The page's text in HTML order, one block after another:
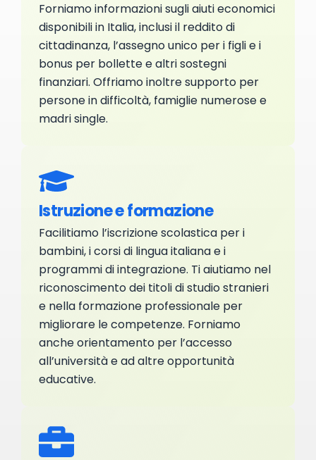
Forniamo informazioni sugli aiuti economici
disponibili in Italia, inclusi il reddito di
cittadinanza, l’assegno unico per i figli e i
bonus per bollette e altri sostegni
finanziari. Offriamo inoltre supporto per
persone in difficoltà, famiglie numerose e
madri single.
Istruzione e formazione
Facilitiamo l’iscrizione scolastica per i
bambini, i corsi di lingua italiana e i
programmi di integrazione. Ti aiutiamo nel
riconoscimento dei titoli di studio stranieri
e nella formazione professionale per
migliorare le competenze. Forniamo
anche orientamento per l’accesso
all’università e ad altre opportunità
educative.